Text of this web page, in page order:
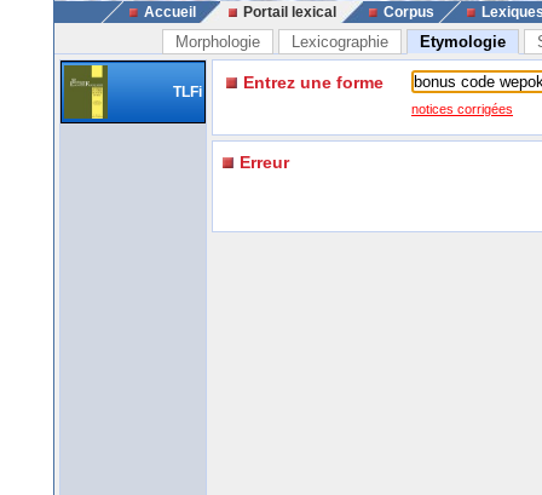
Accueil Portail lexical Corpus
Morphologie Lexicographie Etymologie
TLFi Entrez une forme
notices corrigées
Erreur